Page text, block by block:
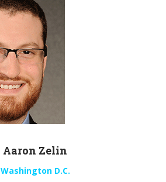
Aaron Zelin
Washington D.C.